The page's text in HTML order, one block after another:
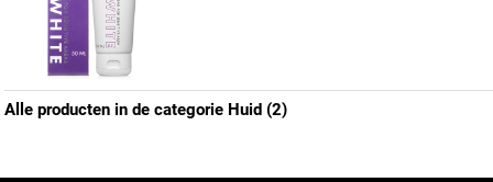
Alle producten in de categorie Huid (2)